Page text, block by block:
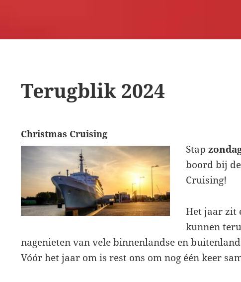
Terugblik 2024
Christmas Cruising
Stap
boord bij de
Cruising!
Het jaar zit
kunnen
nagenieten van vele binnenlandse en
Vóór het jaar om is rest ons om nog één keer